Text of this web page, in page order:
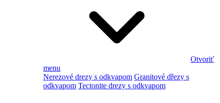
Otvoriť
menu
Nerezové drezy s odkvapom Granitové dřezy s
odkvapom Tectonite drezy s odkvapom